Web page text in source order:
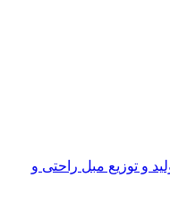
و توزیع مبل راحتی و